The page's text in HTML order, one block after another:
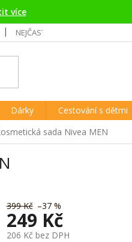
více
NEJČASTĚJŠÍ OTÁZKY
Dárky Cestování s dětmi
sada Nivea MEN
399 Kč –37 %
249 Kč
206 Kč bez DPH